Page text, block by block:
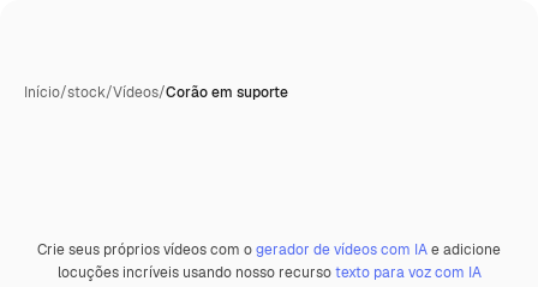
Início/stock/Vídeos/Corão em suporte
Crie seus próprios vídeos com ogerador de vídeos com IAe adicione
locuções incríveis usando nosso recursotexto para voz com IA